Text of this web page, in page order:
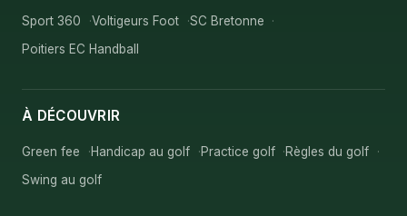
Sport 360 Voltigeurs Foot
SC Bretonne
Poitiers EC Handball
À DÉCOUVRIR
Green fee Handicap au golf Practice golf
Règles du golf
Swing au golf